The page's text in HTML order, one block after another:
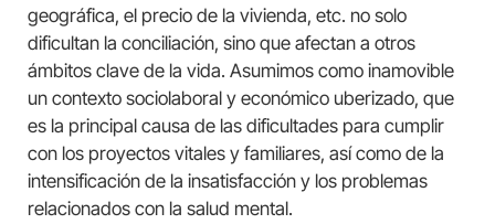
geográfica, el precio de la vivienda, etc. no solo
dificultan la conciliación, sino que afectan a otros
ámbitos clave de la vida. Asumimos como inamovible
un contexto sociolaboral y económico uberizado, que
es la principal causa de las dificultades para cumplir
con los proyectos vitales y familiares, así como de la
intensificación de la insatisfacción y los problemas
relacionados con la salud mental.